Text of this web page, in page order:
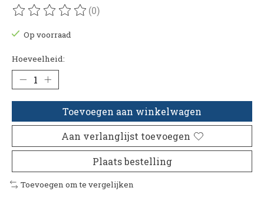
De beoordeling van dit product is
(0)
Op voorraad
Hoeveelheid:
Toevoegen aan winkelwagen
Aan verlanglijst toevoegen
Plaats bestelling
Toevoegen om te vergelijken